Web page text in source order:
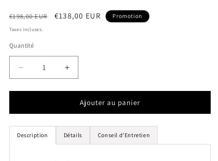
Prix
habituel
€198,00 EUR
Prix
€138,00 EUR Promotion
Taxes incluses.
Quantité
Quantité
Réduire
la
quantité
Combinaison
Velours
Augmenter
la
quantité
Combinaison
Velours
bleu
Ajouter au panier
Description Détails Conseil d'Entretien